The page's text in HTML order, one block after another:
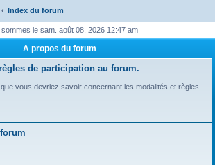
Index du forum
sommes le sam. août 08, 2026 12:47 am
A propos du forum
de participation au forum.
vous devriez savoir concernant les modalités et règles